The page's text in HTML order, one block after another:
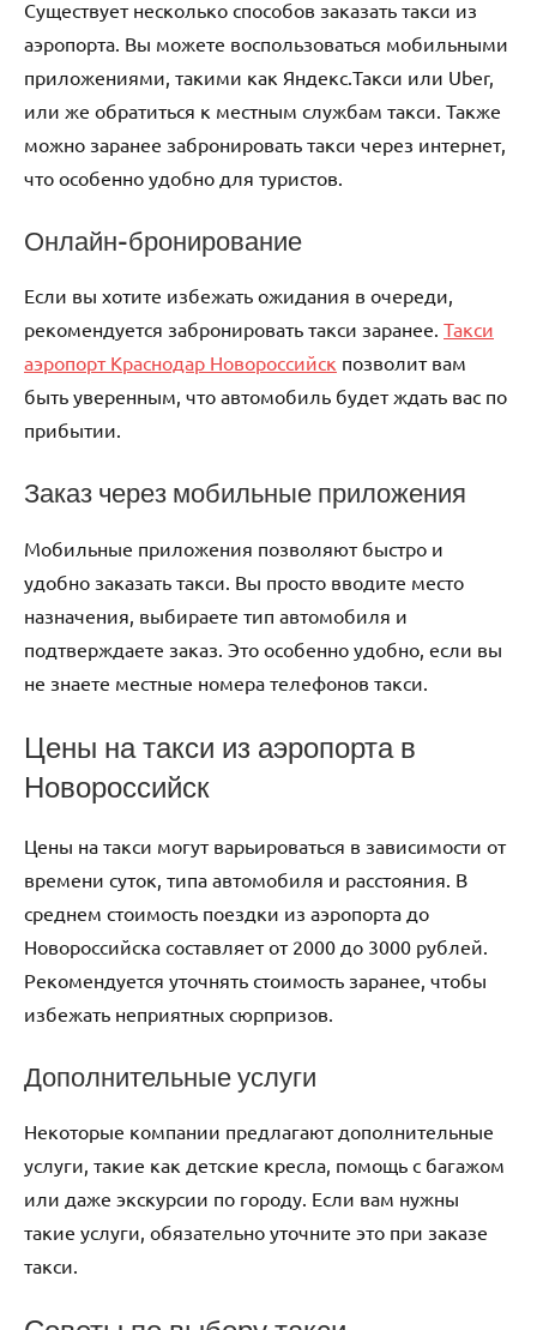
Существует несколько способов заказать такси из
аэропорта. Вы можете воспользоваться мобильными
приложениями, такими как Яндекс.Такси или Uber,
или же обратиться к местным службам такси. Также
можно заранее забронировать такси через интернет,
что особенно удобно для туристов.
Онлайн-бронирование
Если вы хотите избежать ожидания в очереди,
рекомендуется забронировать такси заранее. Такси
аэропорт Краснодар Новороссийск позволит вам
быть уверенным, что автомобиль будет ждать вас по
прибытии.
Заказ через мобильные приложения
Мобильные приложения позволяют быстро и
удобно заказать такси. Вы просто вводите место
назначения, выбираете тип автомобиля и
подтверждаете заказ. Это особенно удобно, если вы
не знаете местные номера телефонов такси.
Цены на такси из аэропорта в
Новороссийск
Цены на такси могут варьироваться в зависимости от
времени суток, типа автомобиля и расстояния. В
среднем стоимость поездки из аэропорта до
Новороссийска составляет от 2000 до 3000 рублей.
Рекомендуется уточнять стоимость заранее, чтобы
избежать неприятных сюрпризов.
Дополнительные услуги
Некоторые компании предлагают дополнительные
услуги, такие как детские кресла, помощь с багажом
или даже экскурсии по городу. Если вам нужны
такие услуги, обязательно уточните это при заказе
такси.